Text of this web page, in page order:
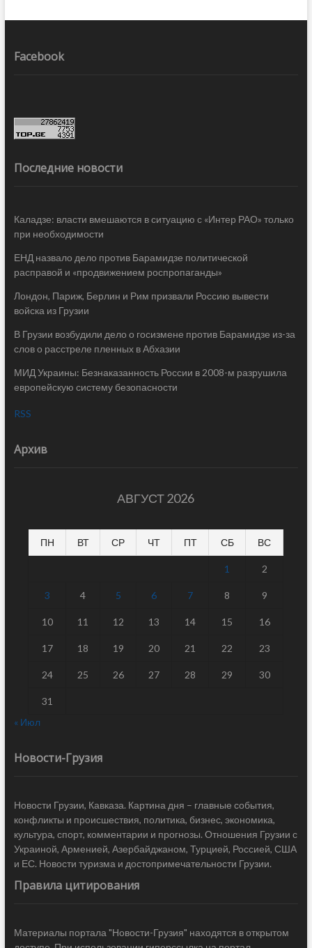
Facebook
Последние новости
Каладзе: власти вмешаются в ситуацию с «Интер РАО» только
при необходимости
ЕНД назвало дело против Барамидзе политической
расправой и «продвижением роспропаганды»
Лондон, Париж, Берлин и Рим призвали Россию вывести
войска из Грузии
В Грузии возбудили дело о госизмене против Барамидзе из-за
слов о расстреле пленных в Абхазии
МИД Украины: Безнаказанность России в 2008-м разрушила
европейскую систему безопасности
RSS
Архив
АВГУСТ 2026
ПН ВТ СР ЧТ ПТ СБ ВС
1 2
3 4 5 6 7 8 9
10 11 12 13 14 15 16
17 18 19 20 21 22 23
24 25 26 27 28 29 30
31
« Июл
Новости-Грузия
Новости Грузии, Кавказа. Картина дня – главные события,
конфликты и происшествия, политика, бизнес, экономика,
культура, спорт, комментарии и прогнозы. Отношения Грузии с
Украиной, Арменией, Азербайджаном, Турцией, Россией, США
и ЕС. Новости туризма и достопримечательности Грузии.
Правила цитирования
Материалы портала "Новости-Грузия" находятся в открытом